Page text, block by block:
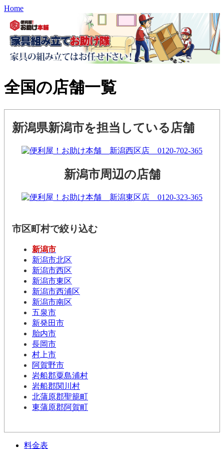
Home
全国の店舗一覧
新潟県新潟市を担当している店舗
新潟市周辺の店舗
市区町村で絞り込む
新潟市
新潟市北区
新潟市西区
新潟市東区
新潟市西浦区
新潟市南区
五泉市
新発田市
胎内市
長岡市
村上市
阿賀野市
岩船郡粟島浦村
岩船郡関川村
北蒲原郡聖籠町
東蒲原郡阿賀町
料金表